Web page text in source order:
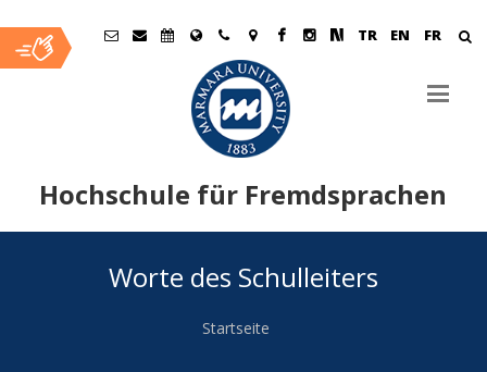
TR EN FR
Hochschule für Fremdsprachen
Worte des Schulleiters
Startseite